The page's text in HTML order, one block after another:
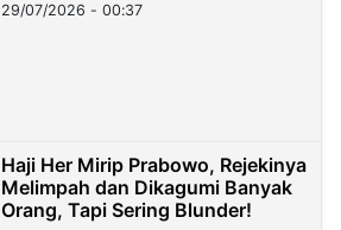
29/07/2026 - 00:37
Haji Her Mirip Prabowo, Rejekinya
Melimpah dan Dikagumi Banyak
Orang, Tapi Sering Blunder!